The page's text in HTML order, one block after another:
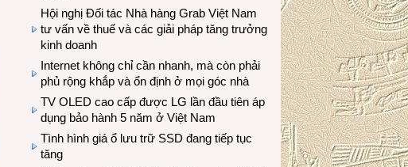
Hội nghị Đối tác Nhà hàng Grab Việt Nam
tư vấn về thuế và các giải pháp tăng trưởng
kinh doanh
Internet không chỉ cần nhanh, mà còn phải
phủ rộng khắp và ổn định ở mọi góc nhà
TV OLED cao cấp được LG lần đầu tiên áp
dụng bảo hành 5 năm ở Việt Nam
Tình hình giá ổ lưu trữ SSD đang tiếp tục
tăng